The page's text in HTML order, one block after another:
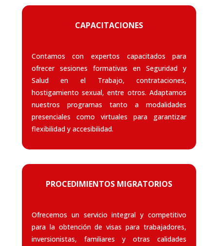
CAPACITACIONES
Contamos con expertos capacitados para
ofrecer sesiones formativas en Seguridad y
Salud en el Trabajo, contrataciones,
hostigamiento sexual, entre otros. Adaptamos
nuestros programas tanto a modalidades
presenciales como virtuales para garantizar
flexibilidad y accesibilidad.
PROCEDIMIENTOS MIGRATORIOS
Ofrecemos un servicio integral y competitivo
para la obtención de visas para trabajadores,
inversionistas, familiares y otras calidades